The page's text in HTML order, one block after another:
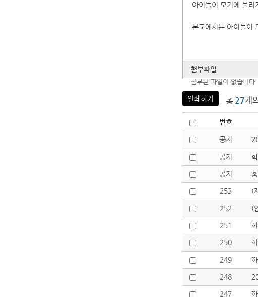
아이들이 모기에 물리
본교에서는 아이들이
첨부파일
첨부된 파일이 없습니다
인쇄하기 총 27개
번호
공지
공지
공지
253 (
252 (
251
250
249
248
247